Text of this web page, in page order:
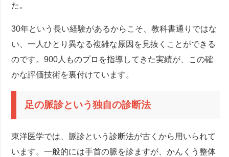
た。
30年という長い経験があるからこそ、教科書通りではな
い、一人ひとり異なる複雑な原因を見抜くことができる
のです。900人ものプロを指導してきた実績が、この確
かな評価技術を裏付けています。
足の脈診という独自の診断法
東洋医学では、脈診という診断法が古くから用いられて
います。一般的には手首の脈を診ますが、かんくう整体